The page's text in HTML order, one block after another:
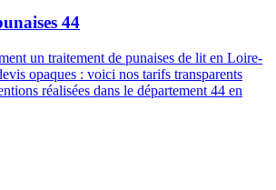
44
un traitement de punaises de lit en Loire-
opaques : voici nos tarifs transparents
réalisées dans le département 44 en